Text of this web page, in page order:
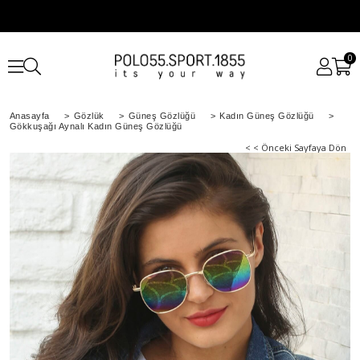
0
Anasayfa > Gözlük > Güneş Gözlüğü > Kadın Güneş Gözlüğü
>
Gökkuşağı Aynalı Kadın Güneş Gözlüğü
< < Önceki Sayfaya Dön